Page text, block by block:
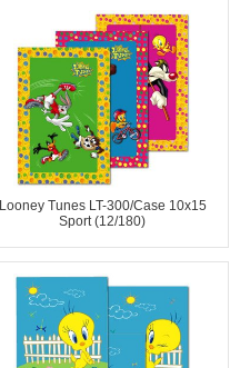
Looney Tunes LT-300/Case 10x15
Sport (12/180)